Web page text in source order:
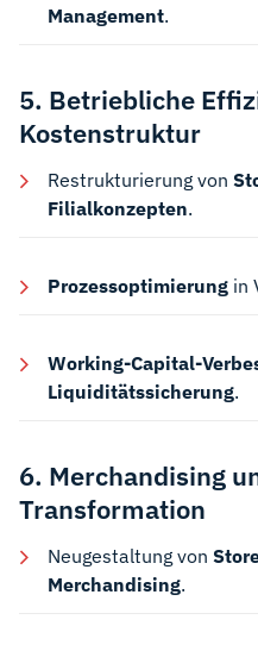
Management.
5. Betriebliche
Kostenstruktur
Restrukturierung von
Filialkonzepten.
Prozessoptimierung in
Working-Capital-
Liquiditätssicherung.
6. Merchandising
Transformation
Neugestaltung von
Merchandising.